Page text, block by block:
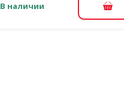
В наличии В